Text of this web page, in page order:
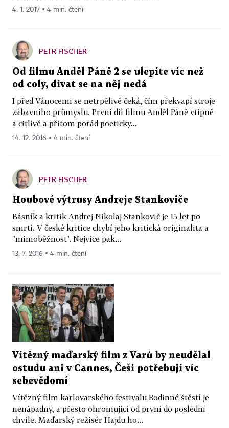
4. 1. 2017 ▪ 4 min. čtení
PETR FISCHER
Od filmu Anděl Páně 2 se ulepíte víc než
od coly, dívat se na něj nedá
I před Vánocemi se netrpělivě čeká, čím překvapí stroje
zábavního průmyslu. První díl filmu Anděl Páně vtipně
a citlivě a přitom pořád poeticky...
14. 12. 2016 ▪ 4 min. čtení
PETR FISCHER
Houbové výtrusy Andreje Stankoviče
Básník a kritik Andrej Nikolaj Stankovič je 15 let po
smrti. V české kritice chybí jeho kritická originalita a
"mimoběžnost". Nejvíce pak...
13. 7. 2016 ▪ 4 min. čtení
Vítězný maďarský film z Varů by neudělal
ostudu ani v Cannes, Češi potřebují víc
sebevědomí
Vítězný film karlovarského festivalu Rodinné štěstí je
nenápadný, a přesto ohromující od první do poslední
chvíle. Maďarský režisér Hajdu ho...